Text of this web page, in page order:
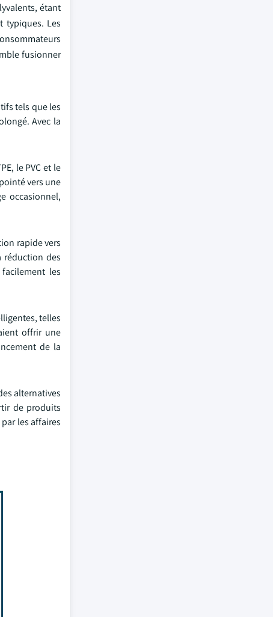
étant
typiques. Les
fusionner
tels que les
Avec la
le PVC et le
vers une
occasionnel,
rapide vers
réduction des
les
telles
offrir une
de la
alternatives
de produits
les affaires